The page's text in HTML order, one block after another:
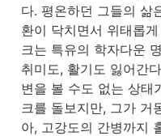
다. 평온하던 그들의 삶
환이 닥치면서 위태롭
크는 특유의 학자다운
취미도, 활기도 잃어간
변을 볼 수도 없는 상태
크를 돌보지만, 그가 거
아, 고강도의 간병까지